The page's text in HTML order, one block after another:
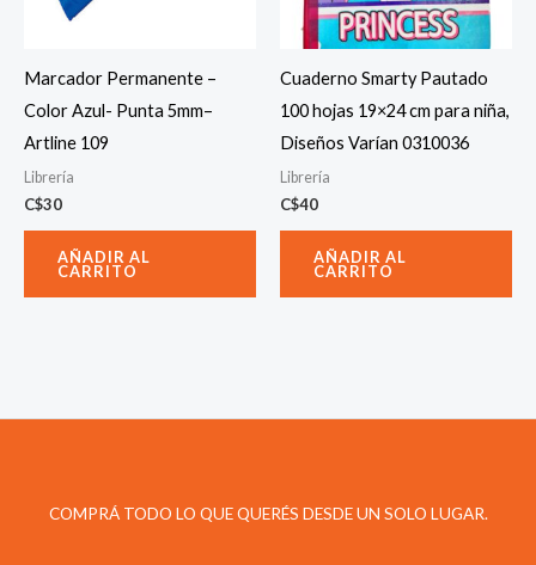
Marcador Permanente –
Color Azul- Punta 5mm–
Artline 109
Librería
C$30
AÑADIR AL
CARRITO
Cuaderno Smarty Pautado
100 hojas 19×24 cm para niña,
Diseños Varían 0310036
Librería
C$40
AÑADIR AL
CARRITO
COMPRÁ TODO LO QUE QUERÉS DESDE UN SOLO LUGAR.